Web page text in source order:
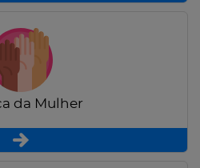
da Mulher